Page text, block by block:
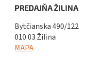
PREDAJŇA ŽILINA
Bytčianska 490/122
010 03 Žilina
MAPA